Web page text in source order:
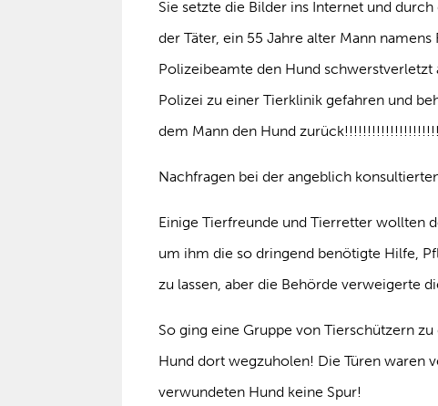
Sie setzte die Bilder ins Internet und
der Täter, ein 55 Jahre alter Mann
Polizeibeamte den Hund
Polizei zu einer Tierklinik gefahren und
dem Mann den Hund
Nachfragen bei der angeblich
Einige Tierfreunde und Tierretter wollten
um ihm die so dringend benötigte Hilfe,
zu lassen, aber die Behörde verweigerte
So ging eine Gruppe von Tierschützern
Hund dort wegzuholen! Die Türen waren
verwundeten Hund keine Spur!